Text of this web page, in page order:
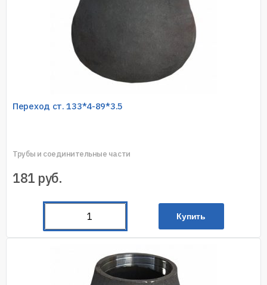
Переход ст. 133*4-89*3.5
Трубы и соединительные части
181 руб.
Купить